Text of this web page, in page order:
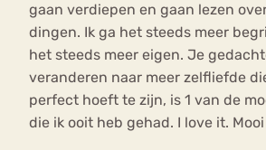
gaan verdiepen en gaan lezen
dingen. Ik ga het steeds meer
het steeds meer eigen. Je
veranderen naar meer zelfliefde
perfect hoeft te zijn, is 1 van de
die ik ooit heb gehad. I love it.